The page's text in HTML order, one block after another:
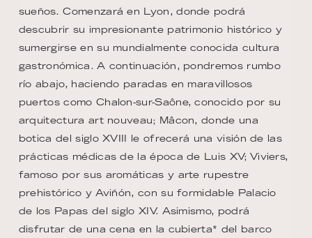
sueños. Comenzará en Lyon, donde podrá
descubrir su impresionante patrimonio histórico y
sumergirse en su mundialmente conocida cultura
gastronómica. A continuación, pondremos rumbo
río abajo, haciendo paradas en maravillosos
puertos como Chalon-sur-Saône, conocido por su
arquitectura art nouveau; Mâcon, donde una
botica del siglo XVIII le ofrecerá una visión de las
prácticas médicas de la época de Luis XV; Viviers,
famoso por sus aromáticas y arte rupestre
prehistórico y Aviñón, con su formidable Palacio
de los Papas del siglo XIV. Asimismo, podrá
disfrutar de una cena en la cubierta* del barco